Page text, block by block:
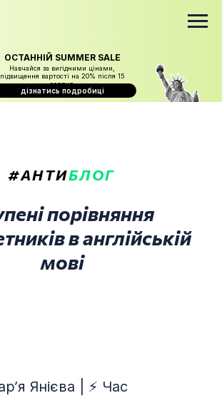
ОСТАННІЙ SUMMER SALE
дізнатись подробиці
Навчайся за вигідними цінами,
підвищення вартості на 20% після 15
серпня
#АНТИБЛОГ
порівняння
в англійській
мові
Янієва | ⚡ Час